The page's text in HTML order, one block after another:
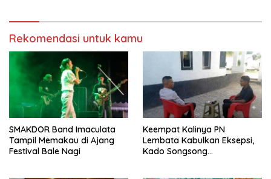
Rekomendasi untuk kamu
SMAKDOR Band Imaculata
Tampil Memakau di Ajang
Festival Bale Nagi
Keempat Kalinya PN
Lembata Kabulkan Eksepsi,
Kado Songsong